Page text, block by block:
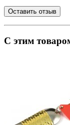
C этим